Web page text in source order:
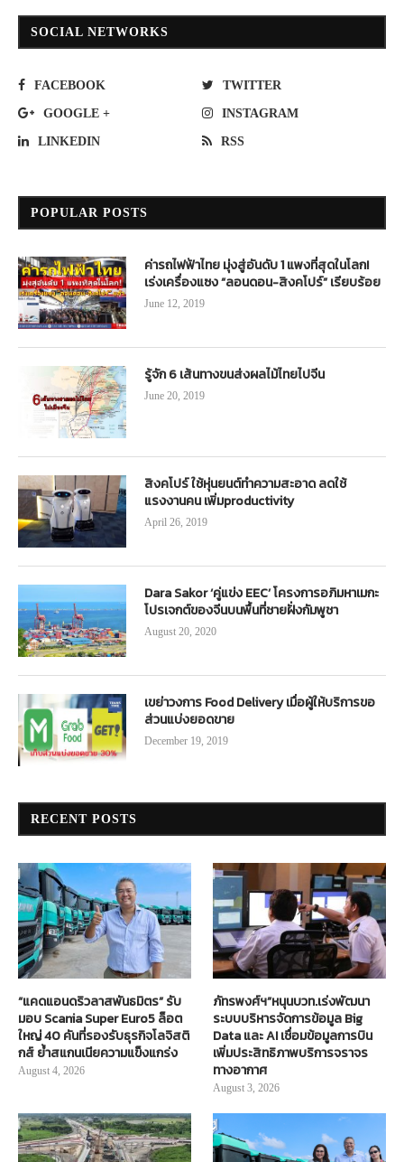
SOCIAL NETWORKS
FACEBOOK TWITTER
GOOGLE + INSTAGRAM
LINKEDIN RSS
POPULAR POSTS
ค่ารถไฟฟ้าไทย มุ่งสู่อันดับ 1 แพงที่สุดในโลก!
เร่งเครื่องแซง “ลอนดอน-สิงคโปร์” เรียบร้อย
June 12, 2019
รู้จัก 6 เส้นทางขนส่งผลไม้ไทยไปจีน
June 20, 2019
สิงคโปร์ ใช้หุ่นยนต์ทำความสะอาด ลดใช้
แรงงานคน เพิ่มproductivity
April 26, 2019
Dara Sakor ‘คู่แข่ง EEC’ โครงการอภิมหาเมกะ
โปรเจกต์ของจีนบนพื้นที่ชายฝั่งกัมพูชา
August 20, 2020
เขย่าวงการ Food Delivery เมื่อผู้ให้บริการขอ
ส่วนแบ่งยอดขาย
December 19, 2019
RECENT POSTS
“แคดแอนดริวลาสพันธมิตร” รับ
มอบ Scania Super Euro5 ล็อต
ใหญ่ 40 คันที่รองรับธุรกิจโลจิสติ
กส์ ย้ำสแกนเนียความแข็งแกร่ง
August 4, 2026
ภัทรพงศ์ฯ”หนุนบวท.เร่งพัฒนา
ระบบบริหารจัดการข้อมูล Big
Data และ AI เชื่อมข้อมูลการบิน
เพิ่มประสิทธิภาพบริการจราจร
ทางอากาศ
August 3, 2026